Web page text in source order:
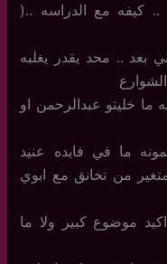
.. كيفه مع الدراسه ..(
.. محد يقدر يغلبه
خليتو عبدالرحمن او
ما في فايده عنيد
من تخانق مع ابوي
موضوع كبير ولا ما